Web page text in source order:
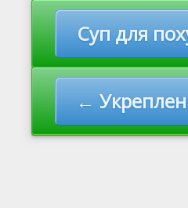
Навигация по
Суп для
←